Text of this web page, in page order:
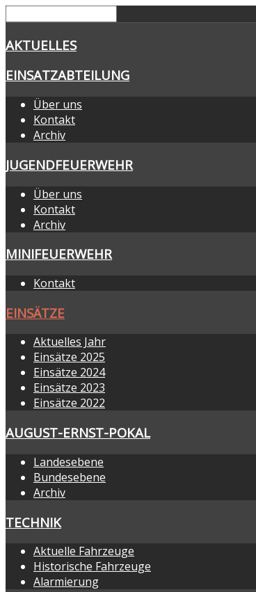
AKTUELLES
EINSATZABTEILUNG
Über uns
Kontakt
Archiv
JUGENDFEUERWEHR
Über uns
Kontakt
Archiv
MINIFEUERWEHR
Kontakt
EINSÄTZE
Aktuelles Jahr
Einsätze 2025
Einsätze 2024
Einsätze 2023
Einsätze 2022
AUGUST-ERNST-POKAL
Landesebene
Bundesebene
Archiv
TECHNIK
Aktuelle Fahrzeuge
Historische Fahrzeuge
Alarmierung